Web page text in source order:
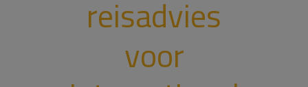
reisadvies
voor